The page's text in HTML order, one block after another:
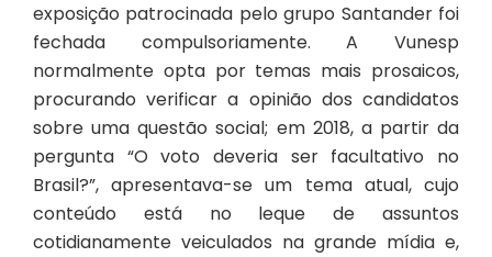
exposição patrocinada pelo grupo Santander foi
fechada compulsoriamente. A Vunesp
normalmente opta por temas mais prosaicos,
procurando verificar a opinião dos candidatos
sobre uma questão social; em 2018, a partir da
pergunta “O voto deveria ser facultativo no
Brasil?”, apresentava-se um tema atual, cujo
conteúdo está no leque de assuntos
cotidianamente veiculados na grande mídia e,